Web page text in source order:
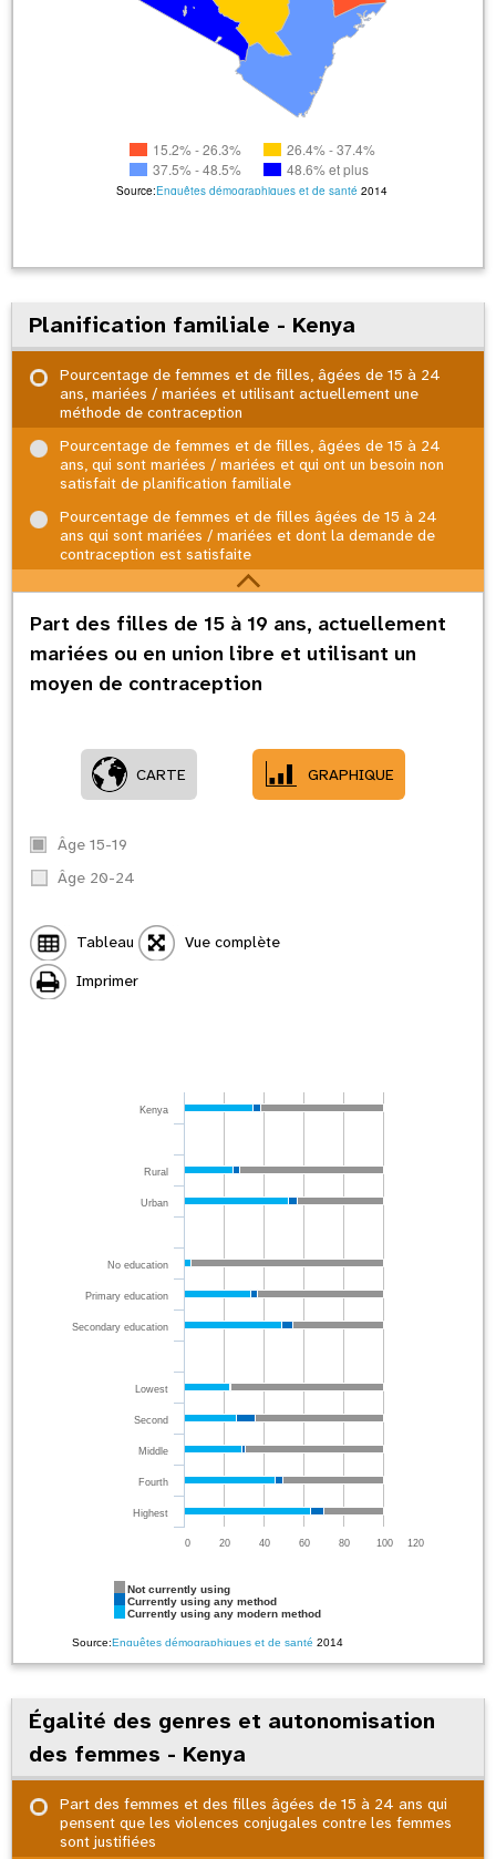
Source:Enquêtes démographiques et de santé 2014
15.2% - 26.3%
26.4% - 37.4%
37.5% - 48.5%
48.6% et plus
Planification familiale - Kenya
Pourcentage de femmes et de filles, âgées de 15 à 24
ans, mariées / mariées et utilisant actuellement une
méthode de contraception
Pourcentage de femmes et de filles, âgées de 15 à 24
ans, qui sont mariées / mariées et qui ont un besoin non
satisfait de planification familiale
Pourcentage de femmes et de filles âgées de 15 à 24
ans qui sont mariées / mariées et dont la demande de
contraception est satisfaite
Part des filles de 15 à 19 ans, actuellement
mariées ou en union libre et utilisant un
moyen de contraception
CARTE GRAPHIQUE
Âge 15-19
Âge 20-24
Tableau
Vue complète
Imprimer
Source:Enquêtes démographiques et de santé 2014
Not currently using
Currently using any method
Currently using any modern method
Kenya
Rural
Urban
No education
Primary education
Secondary education
Lowest
Second
Middle
Fourth
Highest
0 20 40 60 80 100 120
Égalité des genres et autonomisation
des femmes - Kenya
Part des femmes et des filles âgées de 15 à 24 ans qui
pensent que les violences conjugales contre les femmes
sont justifiées